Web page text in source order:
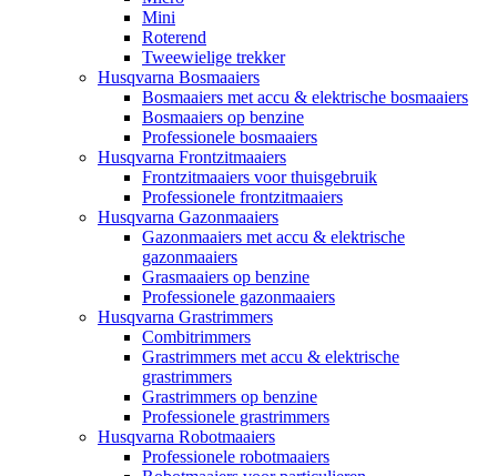
Mini
Roterend
Tweewielige trekker
Husqvarna Bosmaaiers
Bosmaaiers met accu & elektrische bosmaaiers
Bosmaaiers op benzine
Professionele bosmaaiers
Husqvarna Frontzitmaaiers
Frontzitmaaiers voor thuisgebruik
Professionele frontzitmaaiers
Husqvarna Gazonmaaiers
Gazonmaaiers met accu & elektrische
gazonmaaiers
Grasmaaiers op benzine
Professionele gazonmaaiers
Husqvarna Grastrimmers
Combitrimmers
Grastrimmers met accu & elektrische
grastrimmers
Grastrimmers op benzine
Professionele grastrimmers
Husqvarna Robotmaaiers
Professionele robotmaaiers